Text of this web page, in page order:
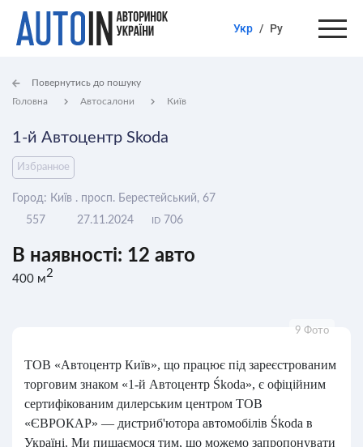
Укр / Ру
Головна Автосалони Київ
Повернутись до пошуку
1-й Автоцентр Skoda
Избранное
Город: Київ . просп. Берестейський, 67
557
27.11.2024 ID 706
В наявності: 12 авто
400 м2
9 Фото
ТОВ «Автоцентр Київ», що працює під зареєстрованим
торговим знаком «1-й Автоцентр Śkoda», є офіційним
сертифікованим дилерським центром ТОВ
«ЄВРОКАР» — дистриб'ютора автомобілів Śkoda в
Україні. Ми пишаємося тим, що можемо запропонувати